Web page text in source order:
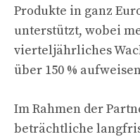
Produkte in ganz
unterstützt, wobei
vierteljährliches
über 150 %
Im Rahmen der
beträchtliche